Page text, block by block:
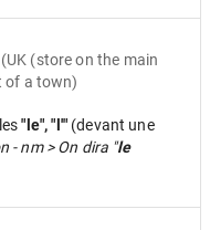
(UK (store on the main
of a town)
"le", "l'" (devant une
- nm > On dira "le